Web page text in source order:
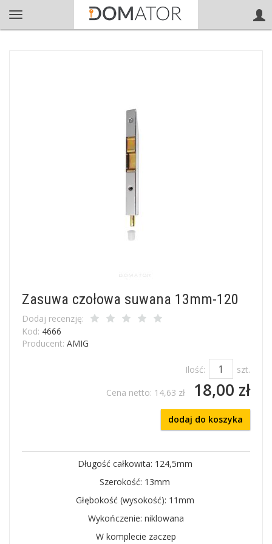
Zasuwa czołowa suwana 13mm-120
Dodaj recenzję:
Kod: 4666
Producent: AMIG
Ilość:
szt.
Cena netto: 14,63 zł 18,00 zł
dodaj do koszyka
Długość całkowita: 124,5mm
Szerokość: 13mm
Głębokość (wysokość): 11mm
Wykończenie: niklowana
W komplecie zaczep